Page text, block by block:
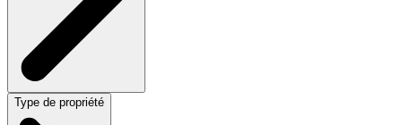
Type de propriété